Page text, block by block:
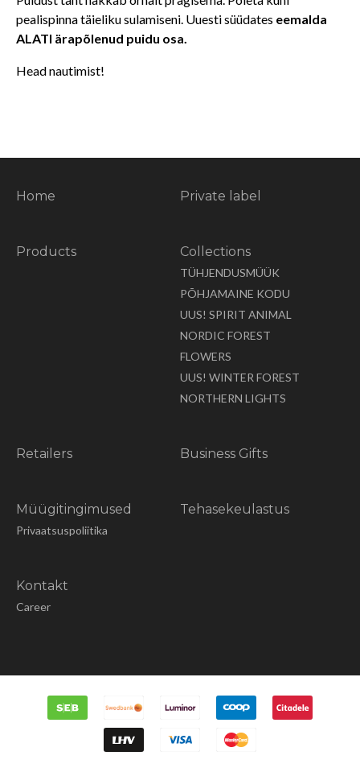
pealispinna täieliku sulamiseni. Uuesti süüdates eemalda
ALATI ärapõlenud puidu osa.
Head nautimist!
Home Private label
Products Collections
TÜHJENDUSMÜÜK
PÕHJAMAINE KODU
UUS! SPIRIT ANIMAL
NORDIC FOREST
FLOWERS
UUS! WINTER FOREST
NORTHERN LIGHTS
Retailers Business Gifts
Müügitingimused
Privaatsuspoliitika
Tehasekeulastus
Kontakt
Career